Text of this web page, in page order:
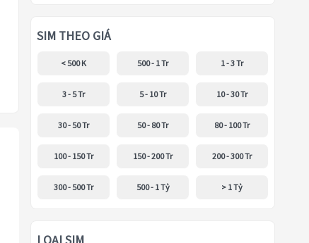
SIM THEO GIÁ
< 500 K 500 - 1 Tr 1 - 3 Tr
3 - 5 Tr 5 - 10 Tr 10 - 30 Tr
30 - 50 Tr 50 - 80 Tr 80 - 100 Tr
100 - 150 Tr 150 - 200 Tr 200 - 300 Tr
300 - 500 Tr 500 - 1 Tỷ > 1 Tỷ